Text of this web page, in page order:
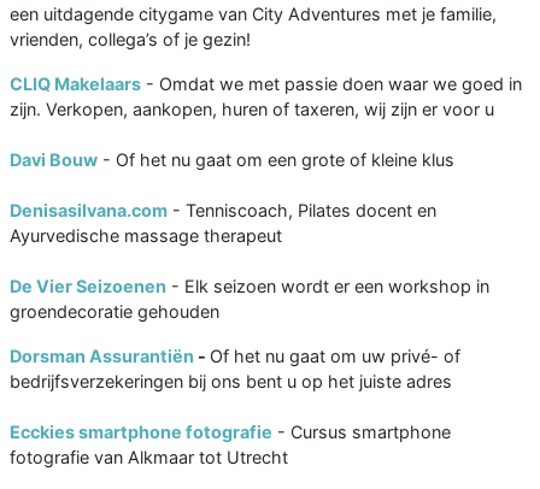
een uitdagende citygame van City Adventures met je familie,
vrienden, collega’s of je gezin!
CLIQ Makelaars - Omdat we met passie doen waar we goed in
zijn. Verkopen, aankopen, huren of taxeren, wij zijn er voor u
Davi Bouw - Of het nu gaat om een grote of kleine klus
Denisasilvana.com - Tenniscoach, Pilates docent en
Ayurvedische massage therapeut
De Vier Seizoenen - Elk seizoen wordt er een workshop in
groendecoratie gehouden
Dorsman Assurantiën - Of het nu gaat om uw privé- of
bedrijfsverzekeringen bij ons bent u op het juiste adres
Ecckies smartphone fotografie - Cursus smartphone
fotografie van Alkmaar tot Utrecht